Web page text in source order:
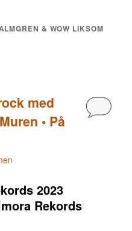
& WOW LIKSOM
med
• På
2023
Rekords